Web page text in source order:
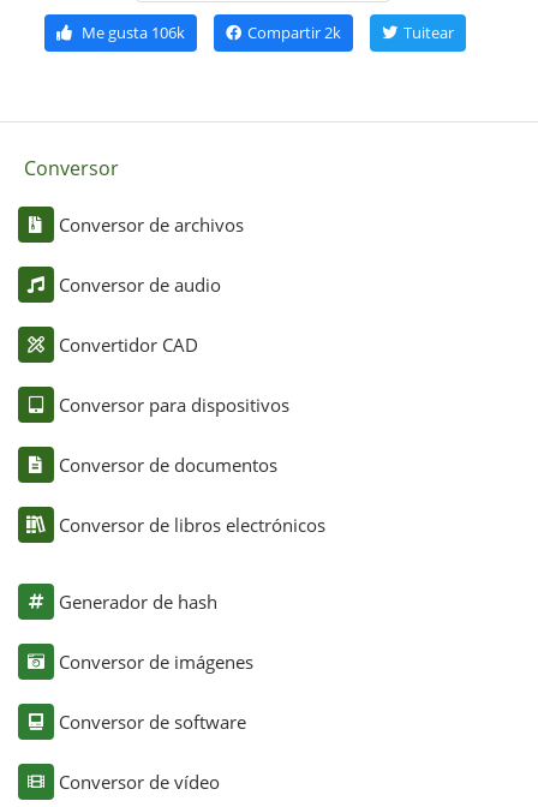
Me gusta106k Compartir2k Tuitear
Conversor
Conversor de archivos
Conversor de audio
Convertidor CAD
Conversor para dispositivos
Conversor de documentos
Conversor de libros electrónicos
Generador de hash
Conversor de imágenes
Conversor de software
Conversor de vídeo